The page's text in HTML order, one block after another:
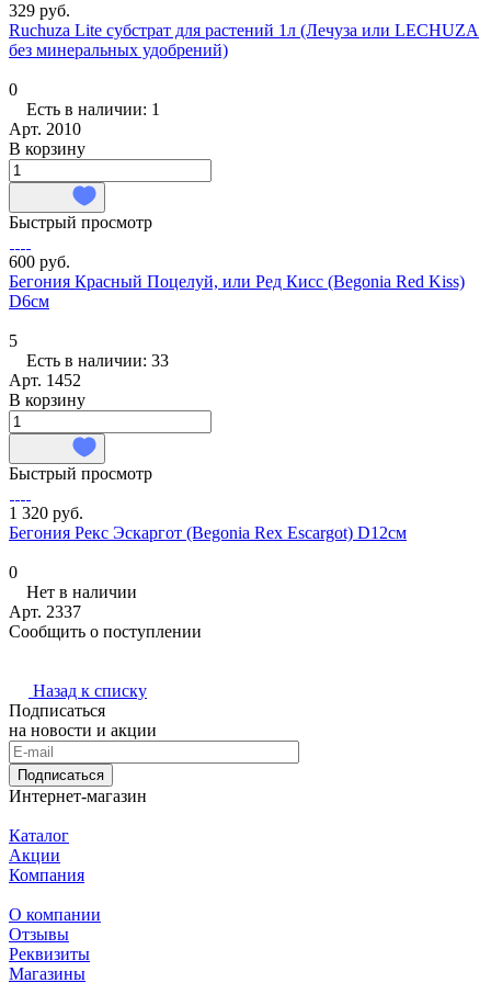
329 руб.
Ruchuza Lite субстрат для растений 1л (Лечуза или LECHUZA
без минеральных удобрений)
0
Есть в наличии: 1
Арт. 2010
В корзину
Быстрый просмотр
600 руб.
Бегония Красный Поцелуй, или Ред Кисс (Begonia Red Kiss)
D6см
5
Есть в наличии: 33
Арт. 1452
В корзину
Быстрый просмотр
1 320 руб.
Бегония Рекс Эскаргот (Begonia Rex Escargot) D12см
0
Нет в наличии
Арт. 2337
Сообщить о поступлении
Назад к списку
Подписаться
на новости и акции
Подписаться
Интернет-магазин
Каталог
Акции
Компания
О компании
Отзывы
Реквизиты
Магазины